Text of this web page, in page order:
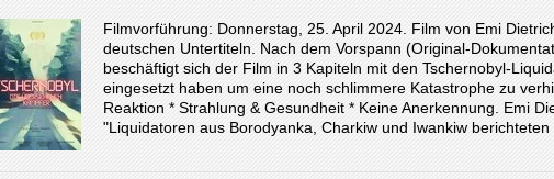
Filmvorführung: Donnerstag, 25. April 2024. Film von Emi
deutschen Untertiteln. Nach dem Vorspann (Original-
beschäftigt sich der Film in 3 Kapiteln mit den Tschernobyl-
eingesetzt haben um eine noch schlimmere Katastrophe zu
Reaktion * Strahlung & Gesundheit * Keine Anerkennung. Emi
"Liquidatoren aus Borodyanka, Charkiw und Iwankiw